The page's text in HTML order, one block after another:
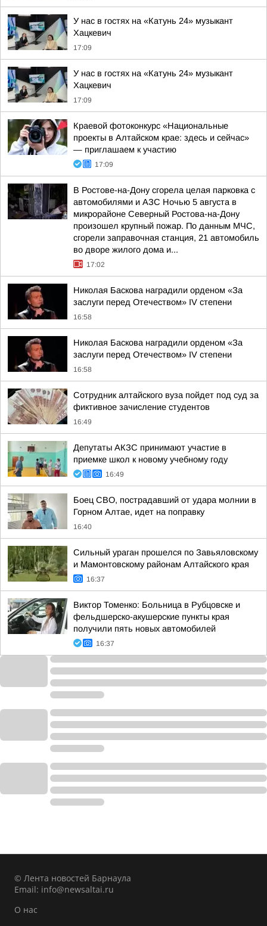
У нас в гостях на «Катунь 24» музыкант
Хацкевич
17:09
У нас в гостях на «Катунь 24» музыкант
Хацкевич
17:09
Краевой фотоконкурс «Национальные
проекты в Алтайском крае: здесь и сейчас»
— приглашаем к участию
17:09
В Ростове-на-Дону сгорела целая парковка с
автомобилями и АЗС Ночью 5 августа в
микрорайоне Северный Ростова-на-Дону
произошел крупный пожар. По данным МЧС,
сгорели заправочная станция, 21 автомобиль
во дворе жилого дома и...
17:02
Николая Баскова наградили орденом «За
заслуги перед Отечеством» IV степени
16:58
Николая Баскова наградили орденом «За
заслуги перед Отечеством» IV степени
16:58
Сотрудник алтайского вуза пойдет под суд за
фиктивное зачисление студентов
16:49
Депутаты АКЗС принимают участие в
приемке школ к новому учебному году
16:49
Боец СВО, пострадавший от удара молнии в
Горном Алтае, идет на поправку
16:40
Сильный ураган прошелся по Завьяловскому
и Мамонтовскому районам Алтайского края
16:37
Виктор Томенко: Больница в Рубцовске и
фельдшерско-акушерские пункты края
получили пять новых автомобилей
16:37
© Лента новостей Барнаула
Email: info@newsaltai.ru
О нас